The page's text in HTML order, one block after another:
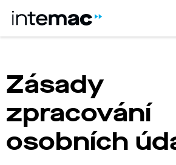
Zásady
zpracování
osobních